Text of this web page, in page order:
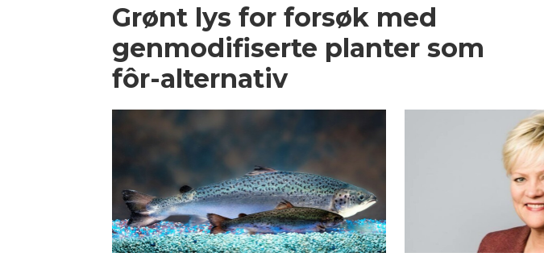
Grønt lys for forsøk med
genmodifiserte planter som
fôr-alternativ